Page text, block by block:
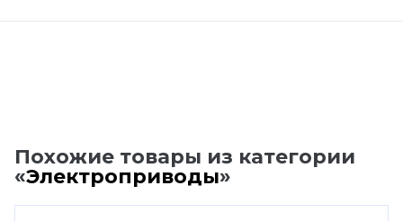
Похожие товары из категории
«Электроприводы»